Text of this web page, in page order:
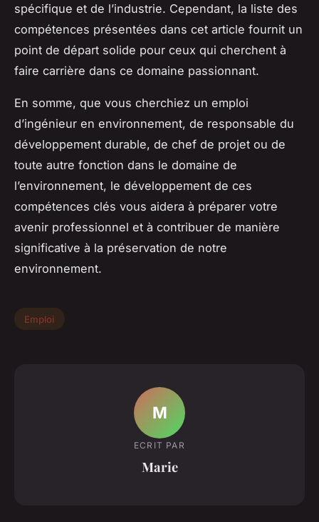
spécifique et de l’industrie. Cependant, la liste des
compétences présentées dans cet article fournit un
point de départ solide pour ceux qui cherchent à
faire carrière dans ce domaine passionnant.
En somme, que vous cherchiez un emploi
d’ingénieur en environnement, de responsable du
développement durable, de chef de projet ou de
toute autre fonction dans le domaine de
l’environnement, le développement de ces
compétences clés vous aidera à préparer votre
avenir professionnel et à contribuer de manière
significative à la préservation de notre
environnement.
Emploi
M
ECRIT PAR
Marie